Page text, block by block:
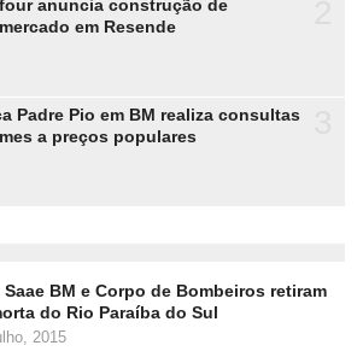
anuncia construção de
em Resende
Padre Pio em BM realiza consultas
a preços populares
Saae BM e Corpo de Bombeiros retiram
do Rio Paraíba do Sul
2015